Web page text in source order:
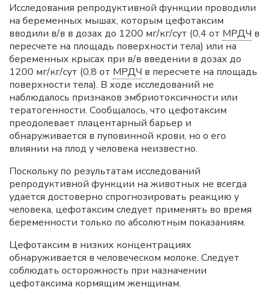
Исследования репродуктивной функции проводили
на беременных мышах, которым цефотаксим
вводили в/в в дозах до 1200 мг/кг/сут (0,4 от МРДЧ в
пересчете на площадь поверхности тела) или на
беременных крысах при в/в введении в дозах до
1200 мг/кг/сут (0,8 от МРДЧ в пересчете на площадь
поверхности тела). В ходе исследований не
наблюдалось признаков эмбриотоксичности или
тератогенности. Сообщалось, что цефотаксим
преодолевает плацентарный барьер и
обнаруживается в пуповинной крови, но о его
влиянии на плод у человека неизвестно.
Поскольку по результатам исследований
репродуктивной функции на животных не всегда
удается достоверно спрогнозировать реакцию у
человека, цефотаксим следует применять во время
беременности только по абсолютным показаниям.
Цефотаксим в низких концентрациях
обнаруживается в человеческом молоке. Следует
соблюдать осторожность при назначении
цефотаксима кормящим женщинам.